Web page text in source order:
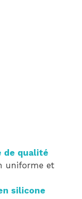
de qualité
uniforme et
silicone